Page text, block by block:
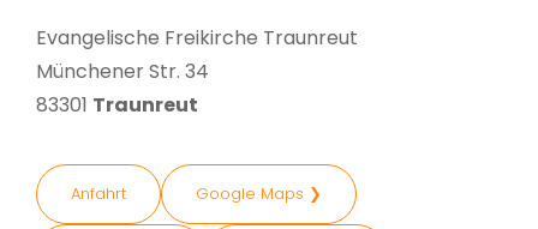
Evangelische Freikirche Traunreut
Münchener Str. 34
83301 Traunreut
Anfahrt Google Maps ❯